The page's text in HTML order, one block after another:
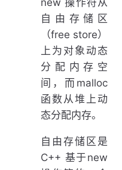
自由存储区
（free store）
上为对象动态
分配内存空
间，而malloc
函数从堆上动
态分配内存。
自由存储区是
C++ 基于new